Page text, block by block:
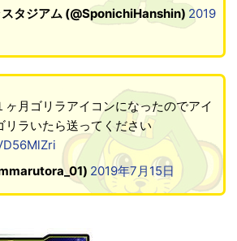
タジアム (@SponichiHanshin) 2019
ヶ月ゴリラアイコンになったのでアイ
リラいたら送ってください
2019年7月15日